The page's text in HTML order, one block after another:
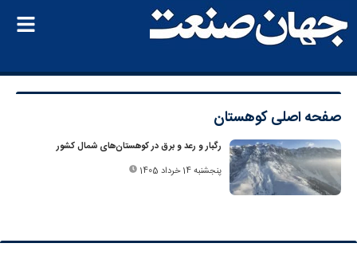
صفحه اصلیکوهستان
رگبار و رعد و برق در کوهستان‌های شمال کشور
پنجشنبه 14 خرداد 1405